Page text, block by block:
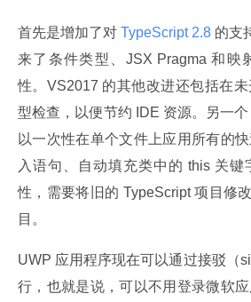
首先是增加了对 TypeScript 2.8 的支
来了条件类型、JSX Pragma 和映
性。VS2017 的其他改进还包括在
型检查，以便节约 IDE 资源。另一
以一次性在单个文件上应用所有的
入语句、自动填充类中的 this 关
性，需要将旧的 TypeScript 项目修
目。
UWP 应用程序现在可以通过接驳（
行，也就是说，可以不用登录微软